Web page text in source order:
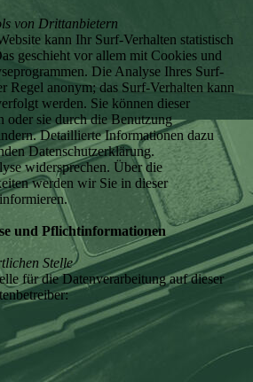
von Drittanbietern
kann Ihr Surf-Verhalten statistisch
geschieht vor allem mit Cookies und
Die Analyse Ihres Surf-
Regel anonym; das Surf-Verhalten kann
werden. Sie können dieser
oder sie durch die Benutzung
Detaillierte Informationen dazu
Datenschutzerklärung.
widersprechen. Über die
werden wir Sie in dieser
und Pflichtinformationen
Stelle
für die Datenverarbeitung auf dieser